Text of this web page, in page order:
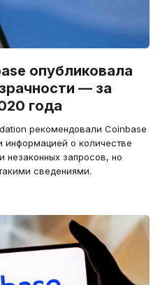
опубликовала
— за
года
рекомендовали Coinbase
информацией о количестве
незаконных запросов, но
сведениями.